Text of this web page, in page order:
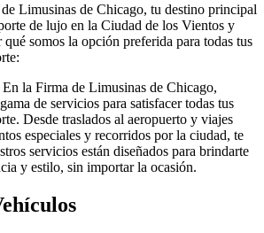
Limusinas de Chicago, tu destino principal
de lujo en la Ciudad de los Vientos y
somos la opción preferida para todas tus
En la Firma de Limusinas de Chicago,
de servicios para satisfacer todas tus
Desde traslados al aeropuerto y viajes
especiales y recorridos por la ciudad, te
servicios están diseñados para brindarte
y estilo, sin importar la ocasión.